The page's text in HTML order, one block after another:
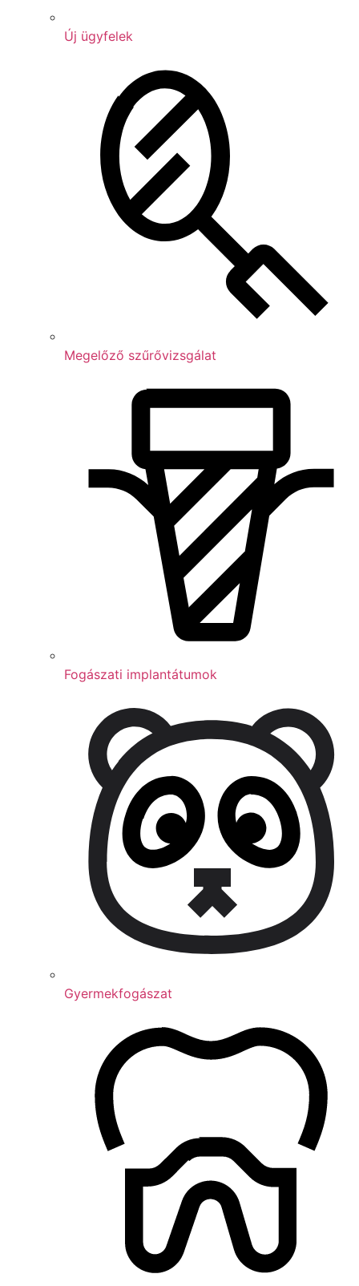
Új ügyfelek
Megelőző szűrővizsgálat
Fogászati implantátumok
Gyermekfogászat